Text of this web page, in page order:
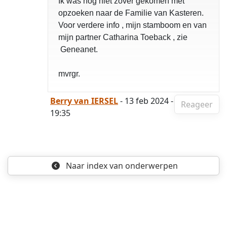
opzoeken naar de Familie van Kasteren.
Voor verdere info , mijn stamboom en van
mijn partner Catharina Toeback , zie
Geneanet.
mvrgr.
Reageer
Berry van IERSEL- 13 feb 2024 -
19:35
Naar indexvan onderwerpen